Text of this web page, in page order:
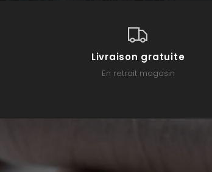
Livraison gratuite
En retrait magasin